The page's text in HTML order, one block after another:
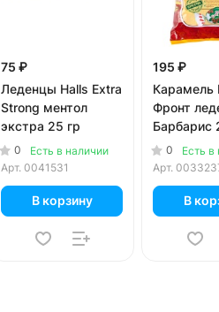
75 ₽
Леденцы Halls Extra
Strong ментол
экстра 25 гр
0
Есть в наличии
Арт. 0041531
В корзину
195 ₽
Карамель
Фронт
Барбарис
0
Есть в
Арт.
В